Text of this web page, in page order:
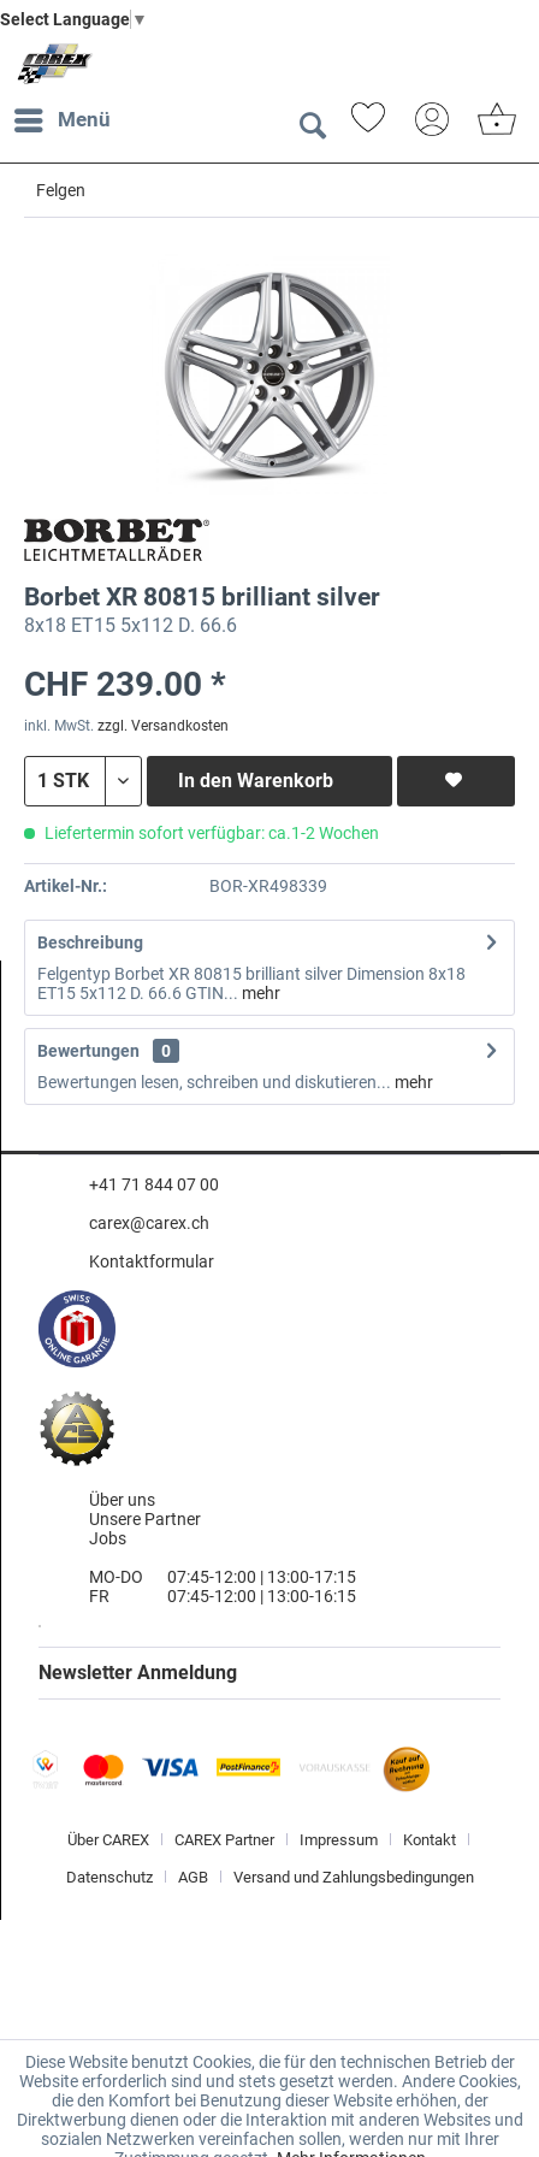
Select Language ▼
Menü
Felgen
Borbet XR 80815 brilliant silver
8x18 ET15 5x112 D. 66.6
CHF 239.00 *
inkl. MwSt. zzgl. Versandkosten
In den Warenkorb
Liefertermin sofort verfügbar: ca.1-2 Wochen
Artikel-Nr.: BOR-XR498339
Beschreibung
Felgentyp Borbet XR 80815 brilliant silver Dimension 8x18
ET15 5x112 D. 66.6 GTIN... mehr
Bewertungen
0
Bewertungen lesen, schreiben und diskutieren... mehr
+41 71 844 07 00
carex@carex.ch
Kontaktformular
Über uns
Unsere Partner
Jobs
MO-DO
FR
07:45-12:00 | 13:00-17:15
07:45-12:00 | 13:00-16:15
Newsletter Anmeldung
Über CAREX CAREX Partner Impressum Kontakt
Datenschutz AGB Versand und Zahlungsbedingungen
Diese Website benutzt Cookies, die für den technischen Betrieb der
Website erforderlich sind und stets gesetzt werden. Andere Cookies,
die den Komfort bei Benutzung dieser Website erhöhen, der
Direktwerbung dienen oder die Interaktion mit anderen Websites und
sozialen Netzwerken vereinfachen sollen, werden nur mit Ihrer